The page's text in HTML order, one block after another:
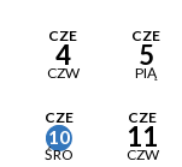
CZE
4
CZW
CZE
5
PIĄ
CZE
10
ŚRO
CZE
11
CZW